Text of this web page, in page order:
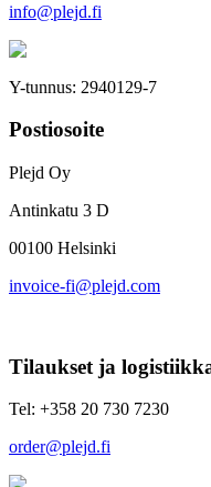
info@plejd.fi
Y-tunnus: 2940129-7
Postiosoite
Plejd Oy
Antinkatu 3 D
00100 Helsinki
invoice-fi@plejd.com
Tilaukset ja
Tel: +358 20 730 7230
order@plejd.fi